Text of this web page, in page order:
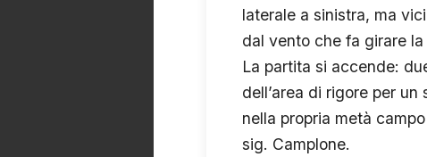
laterale a sinistra, ma
dal vento che fa girare
La partita si accende:
dell’area di rigore per
nella propria metà
sig. Camplone.